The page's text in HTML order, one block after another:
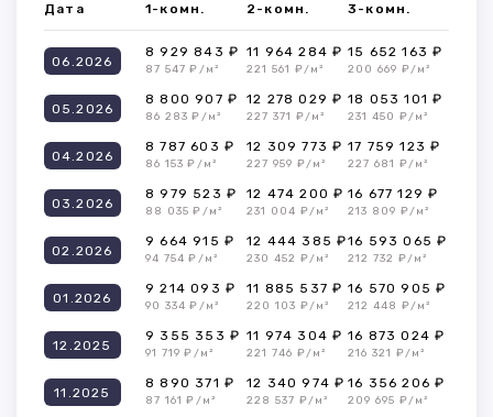
Дата 1-комн. 2-комн. 3-комн.
06.2026
8 929 843 ₽
87 547 ₽/м²
11 964 284 ₽
221 561 ₽/м²
15 652 163 ₽
200 669 ₽/м²
05.2026
8 800 907 ₽
86 283 ₽/м²
12 278 029 ₽
227 371 ₽/м²
18 053 101 ₽
231 450 ₽/м²
04.2026
8 787 603 ₽
86 153 ₽/м²
12 309 773 ₽
227 959 ₽/м²
17 759 123 ₽
227 681 ₽/м²
03.2026
8 979 523 ₽
88 035 ₽/м²
12 474 200 ₽
231 004 ₽/м²
16 677 129 ₽
213 809 ₽/м²
02.2026
9 664 915 ₽
94 754 ₽/м²
12 444 385 ₽
230 452 ₽/м²
16 593 065 ₽
212 732 ₽/м²
01.2026
9 214 093 ₽
90 334 ₽/м²
11 885 537 ₽
220 103 ₽/м²
16 570 905 ₽
212 448 ₽/м²
12.2025
9 355 353 ₽
91 719 ₽/м²
11 974 304 ₽
221 746 ₽/м²
16 873 024 ₽
216 321 ₽/м²
11.2025
8 890 371 ₽
87 161 ₽/м²
12 340 974 ₽
228 537 ₽/м²
16 356 206 ₽
209 695 ₽/м²